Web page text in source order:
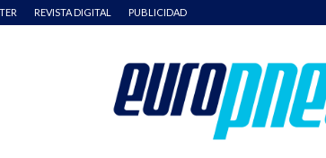
REVISTA DIGITAL PUBLICIDAD